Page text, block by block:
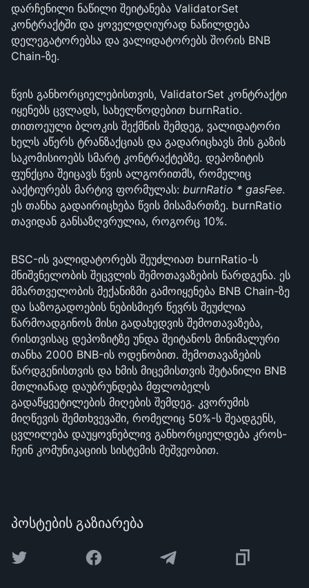
დარჩენილი ნაწილი შეიტანება ValidatorSet
კონტრაქტში და ყოველდღიურად ნაწილდება
დელეგატორებსა და ვალიდატორებს შორის BNB
Chain-ზე.
წვის განხორციელებისთვის, ValidatorSet კონტრაქტი
იყენებს ცვლადს, სახელწოდებით burnRatio.
თითოეული ბლოკის შექმნის შემდეგ, ვალიდატორი
ხელს აწერს ტრანზაქციას და გადარიცხავს მის გაზის
საკომისიოებს სმარტ კონტრაქტებზე. დეპოზიტის
ფუნქცია შეიცავს წვის ალგორითმს, რომელიც
ააქტიურებს მარტივ ფორმულას: burnRatio * gasFee.
ეს თანხა გადაირიცხება წვის მისამართზე. burnRatio
თავიდან განსაზღვრულია, როგორც 10%.
BSC-ის ვალიდატორებს შეუძლიათ burnRatio-ს
მნიშვნელობის შეცვლის შემოთავაზების წარდგენა. ეს
მმართველობის მექანიზმი გამოიყენება BNB Chain-ზე
და საზოგადოების ნებისმიერ წევრს შეუძლია
წარმოადგინოს მისი გადახედვის შემოთავაზება,
რისთვისაც დეპოზიტზე უნდა შეიტანოს მინიმალური
თანხა 2000 BNB-ის ოდენობით. შემოთავაზების
წარდგენისთვის და ხმის მიცემისთვის შეტანილი BNB
მთლიანად დაუბრუნდება მფლობელს
გადაწყვეტილების მიღების შემდეგ. კვორუმის
მიღწევის შემთხვევაში, რომელიც 50%-ს შეადგენს,
ცვლილება დაუყოვნებლივ განხორციელდება კროს-
ჩეინ კომუნიკაციის სისტემის მეშვეობით.
პოსტების გაზიარება